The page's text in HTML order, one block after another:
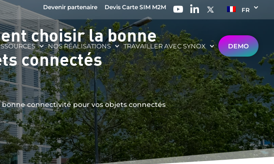
Devenir partenaire Devis Carte SIM M2M FR
NOS RÉALISATIONS TRAVAILLER AVEC SYNOX DEMO
choisir la bonne
connectés
bonne connectivité pour vos objets connectés